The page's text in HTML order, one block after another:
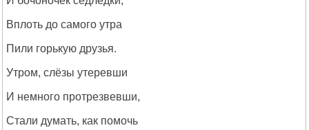
Вплоть до самого утра
Пили горькую друзья.
Утром, слёзы утеревши
И немного протрезвевши,
Стали думать, как помочь